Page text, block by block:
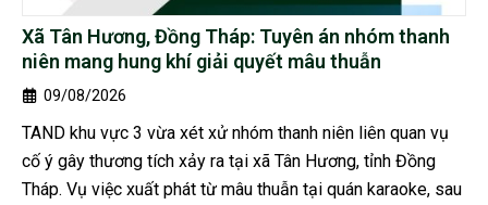
Xã Tân Hương, Đồng Tháp: Tuyên án nhóm thanh
niên mang hung khí giải quyết mâu thuẫn
09/08/2026
TAND khu vực 3 vừa xét xử nhóm thanh niên liên quan vụ
cố ý gây thương tích xảy ra tại xã Tân Hương, tỉnh Đồng
Tháp. Vụ việc xuất phát từ mâu thuẫn tại quán karaoke, sau